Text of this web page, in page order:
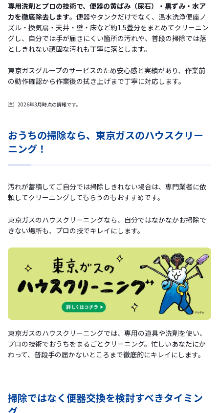
専用洗剤とプロの技術で、便器の黄ばみ（尿石）・黒ずみ・水ア
カを徹底除去します。便器やタンクだけでなく、温水洗浄便座ノ
ズル・換気扇・天井・壁・床など約1.5畳分をまとめてクリーニン
グし、自分では手が届きにくい箇所の汚れや、普段の掃除では落
としきれない頑固な汚れも丁寧に落とします。
東京ガスグループのサービスのため安心感と実績があり、作業前
の動作確認から作業後の拭き上げまで丁寧に対応します。
注）2026年3月時点の情報です。
おうちの掃除なら、東京ガスのハウスクリー
ニング！
汚れが蓄積してご自分では掃除しきれない場合は、専門業者に依
頼してクリーニングしてもらうのもおすすめです。
東京ガスのハウスクリーニングなら、自分ではなかなかお掃除で
きない場所も、プロの技でキレイにします。
東京ガスのハウスクリーニングでは、専用の道具や洗剤を使い、
プロの技術でおうちをまるごとクリーニング。忙しいあなたにか
わって、普段手の届かないところまで徹底的にキレイにします。
掃除ではなく便器交換を検討すべきタイミン